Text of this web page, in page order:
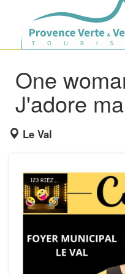
One
J'adore
Le Val